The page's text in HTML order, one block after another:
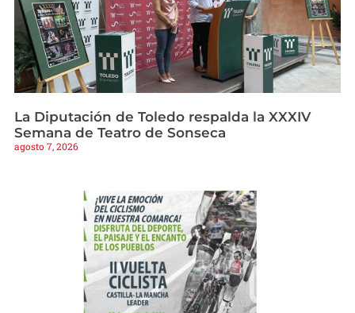
La Diputación de Toledo respalda la XXXIV
Semana de Teatro de Sonseca
agosto 7, 2026